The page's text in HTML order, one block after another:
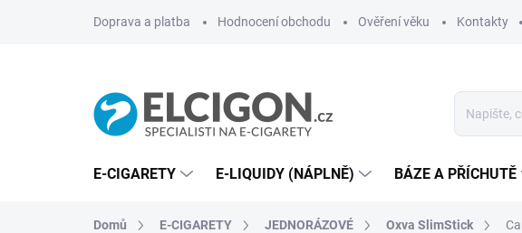
Doprava a platba Hodnocení obchodu Ověření věku Kontakty
E-CIGARETY E-LIQUIDY (NÁPLNĚ) BÁZE A PŘÍCHUTĚ
Domů E-CIGARETY JEDNORÁZOVÉ Oxva SlimStick